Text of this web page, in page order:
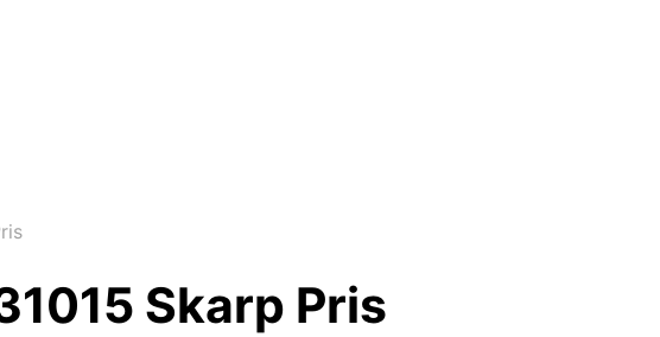
Skarp Pris